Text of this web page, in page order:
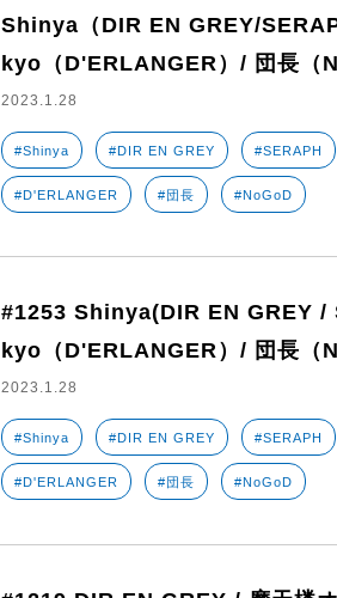
Shinya（DIR EN GREY/
kyo（D'ERLANGER）/ 団長（
2023.1.28
#Shinya #DIR EN GREY #SERAPH
#D'ERLANGER #団長 #NoGoD
#1253 Shinya(DIR EN GREY /
kyo（D'ERLANGER）/ 団長（
2023.1.28
#Shinya #DIR EN GREY #SERAPH
#D'ERLANGER #団長 #NoGoD